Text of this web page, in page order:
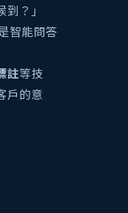
？」
智能問答
註等技
戶的意